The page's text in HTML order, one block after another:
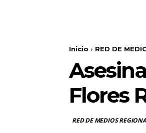
Inicio RED DE
Flores
RED DE MEDIOS